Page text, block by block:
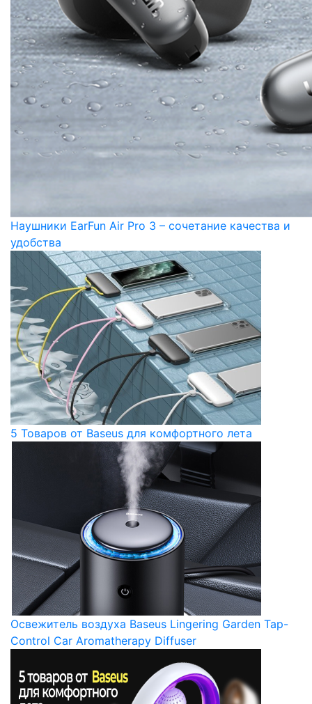
Наушники EarFun Air Pro 3 – сочетание качества и
удобства
5 Товаров от Baseus для комфортного лета
Освежитель воздуха Baseus Lingering Garden Tap-
Control Car Aromatherapy Diffuser